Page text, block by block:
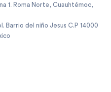
1. Roma Norte, Cuauhtémoc,
Barrio del niño Jesus C.P 14000